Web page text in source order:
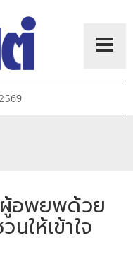
ผู้อพยพด้วย
ให้เข้าใจ